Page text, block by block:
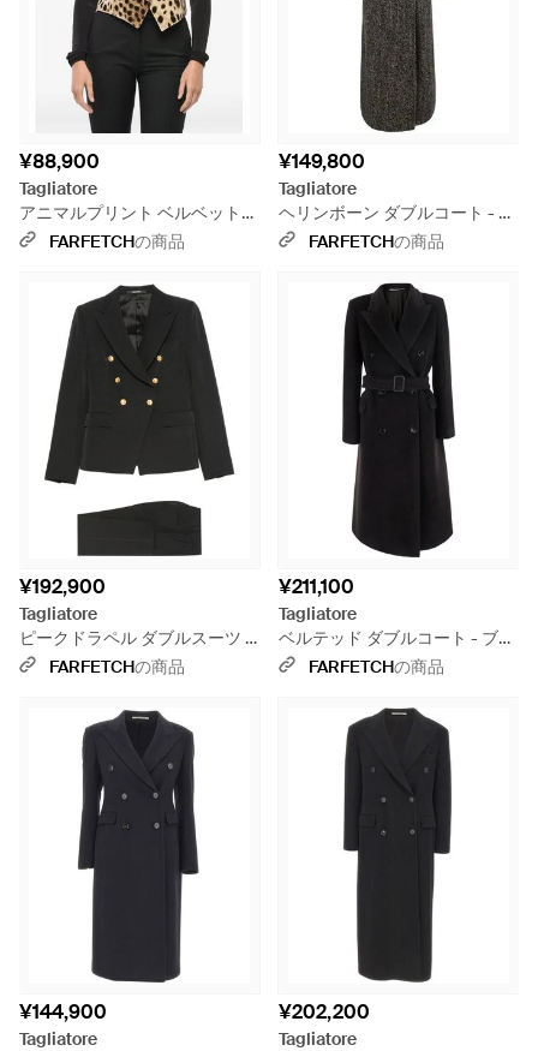
¥88,900
Tagliatore
アニマルプリント ベルベットト
ップ - ブラック
FARFETCHの商品
¥149,800
Tagliatore
ヘリンボーン ダブルコート - ブ
ラックFARFETCHの商品
¥192,900
Tagliatore
ピークドラペル ダブルスーツ -
ブラックFARFETCHの商品
¥211,100
Tagliatore
ベルテッド ダブルコート - ブラ
ックFARFETCHの商品
¥144,900
Tagliatore
¥202,200
Tagliatore